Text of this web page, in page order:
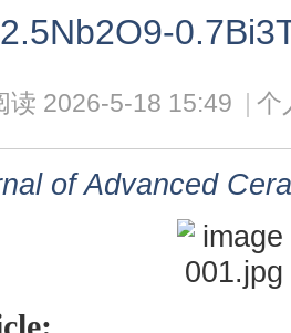
读 2026-5-18 15:49 个
of Advanced